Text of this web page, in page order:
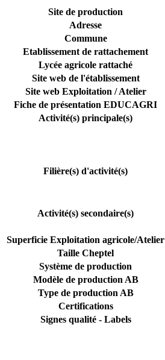
Site de production
Adresse
Commune
Etablissement de rattachement
Lycée agricole rattaché
Site web de l'établissement
Site web Exploitation / Atelier
Fiche de présentation EDUCAGRI
Activité(s) principale(s)
Filière(s) d'activité(s)
Activité(s) secondaire(s)
Superficie Exploitation agricole/Atelier
Taille Cheptel
Système de production
Modèle de production AB
Type de production AB
Certifications
Signes qualité - Labels